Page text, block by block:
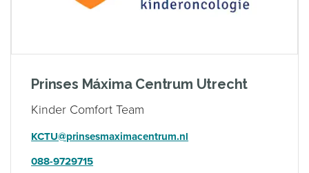
Prinses Máxima Centrum Utrecht
Kinder Comfort Team
KCTU@prinsesmaximacentrum.nl
088-9729715